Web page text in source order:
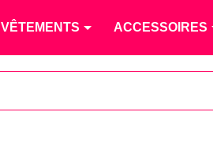
VÊTEMENTS ACCESSOIRES